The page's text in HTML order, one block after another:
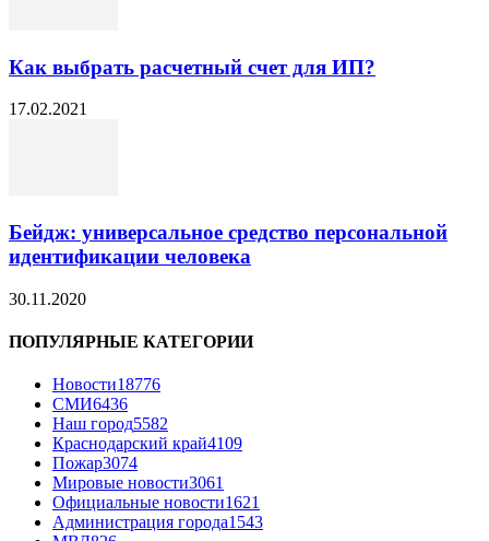
Как выбрать расчетный счет для ИП?
17.02.2021
Бейдж: универсальное средство персональной
идентификации человека
30.11.2020
ПОПУЛЯРНЫЕ КАТЕГОРИИ
Новости18776
СМИ6436
Наш город5582
Краснодарский край4109
Пожар3074
Мировые новости3061
Официальные новости1621
Администрация города1543